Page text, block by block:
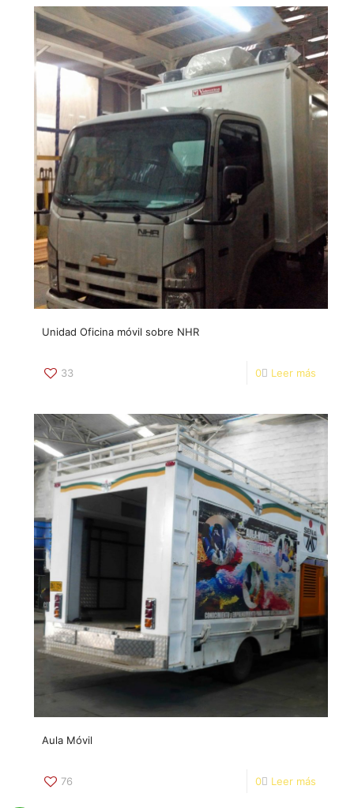
Unidad Oficina móvil sobre NHR
33 0 Leer más
Aula Móvil
76 0 Leer más